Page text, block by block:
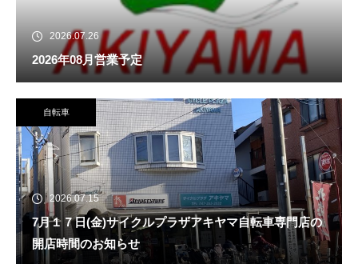
2026.07.26
2026年08月営業予定
自転車
2026.07.15
7月１７日(金)サイクルプラザアキヤマ自転車専門店の
開店時間のお知らせ